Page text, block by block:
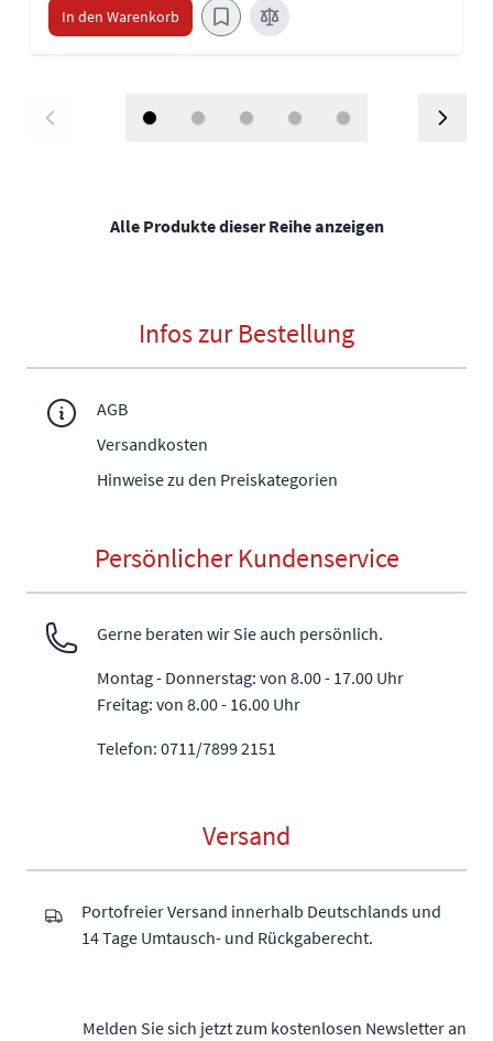
In den Warenkorb
Alle Produkte dieser Reihe anzeigen
Infos zur Bestellung
AGB
Versandkosten
Hinweise zu den Preiskategorien
Persönlicher Kundenservice
Gerne beraten wir Sie auch persönlich.
Montag - Donnerstag: von 8.00 - 17.00 Uhr
Freitag: von 8.00 - 16.00 Uhr
Telefon: 0711/7899 2151
Versand
Portofreier Versand innerhalb Deutschlands und
14 Tage Umtausch- und Rückgaberecht.
Melden Sie sich jetzt zum kostenlosen Newsletter an